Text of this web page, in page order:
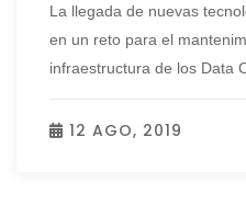
La llegada de nuevas
en un reto para el
infraestructura de los Data
12 AGO, 2019